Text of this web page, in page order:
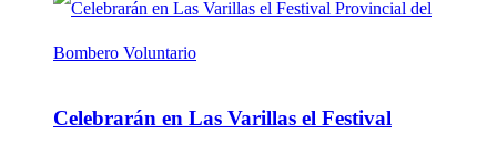
Celebrarán en Las Varillas el Festival